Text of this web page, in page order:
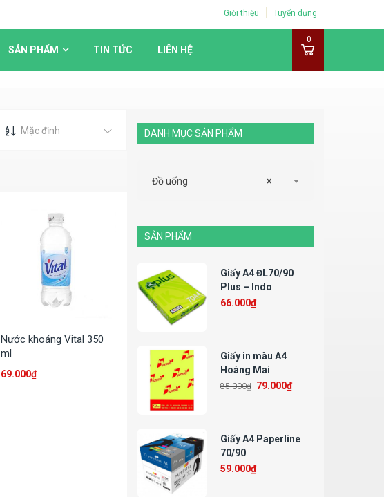
Giới thiệu Tuyển dụng
SẢN PHẨM TIN TỨC LIÊN HỆ
0
Mặc định
Nước khoáng Vital 350
ml
69.000₫
DANH MỤC SẢN PHẨM
×
Đồ uống
SẢN PHẨM
Giấy A4 ĐL70/90
Plus – Indo
66.000₫
Giấy in màu A4
Hoàng Mai
85.000₫ 79.000₫
Giấy A4 Paperline
70/90
59.000₫